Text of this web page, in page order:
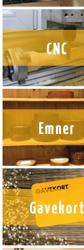
CNC
Emner
Gavekort